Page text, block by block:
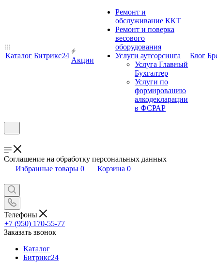
Каталог Битрикс24
Акции
Ремонт и
обслуживание ККТ
Ремонт и поверка
весового
оборудования
Услуги аутсорсинга
Услуга Главный
Бухгалтер
Услуги по
формированию
алкодекларации
в ФСРАР
Блог
Соглашение на обработку персональных данных
Избранные товары 0 Корзина 0
Телефоны
+7 (950) 170-55-77
Заказать звонок
Каталог
Битрикс24